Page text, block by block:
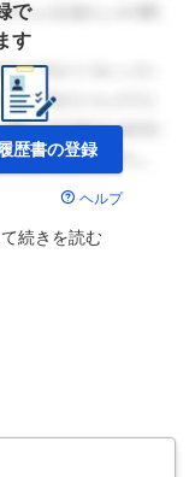
で
す
歴書の登録
ヘルプ
続きを読む